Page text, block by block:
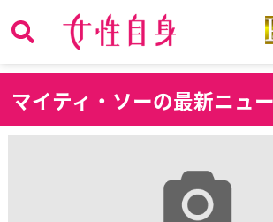
マイティ・ソーの最新ニュ